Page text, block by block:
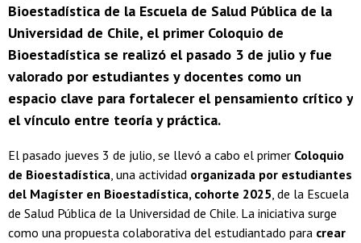
Bioestadística de la Escuela de Salud Pública de la
Universidad de Chile, el primer Coloquio de
Bioestadística se realizó el pasado 3 de julio y fue
valorado por estudiantes y docentes como un
espacio clave para fortalecer el pensamiento crítico y
el vínculo entre teoría y práctica.
El pasado jueves 3 de julio, se llevó a cabo el primer Coloquio
de Bioestadística, una actividad organizada por estudiantes
del Magíster en Bioestadística, cohorte 2025, de la Escuela
de Salud Pública de la Universidad de Chile. La iniciativa surge
como una propuesta colaborativa del estudiantado para crear